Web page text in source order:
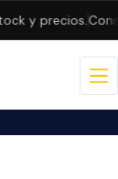
y precios.